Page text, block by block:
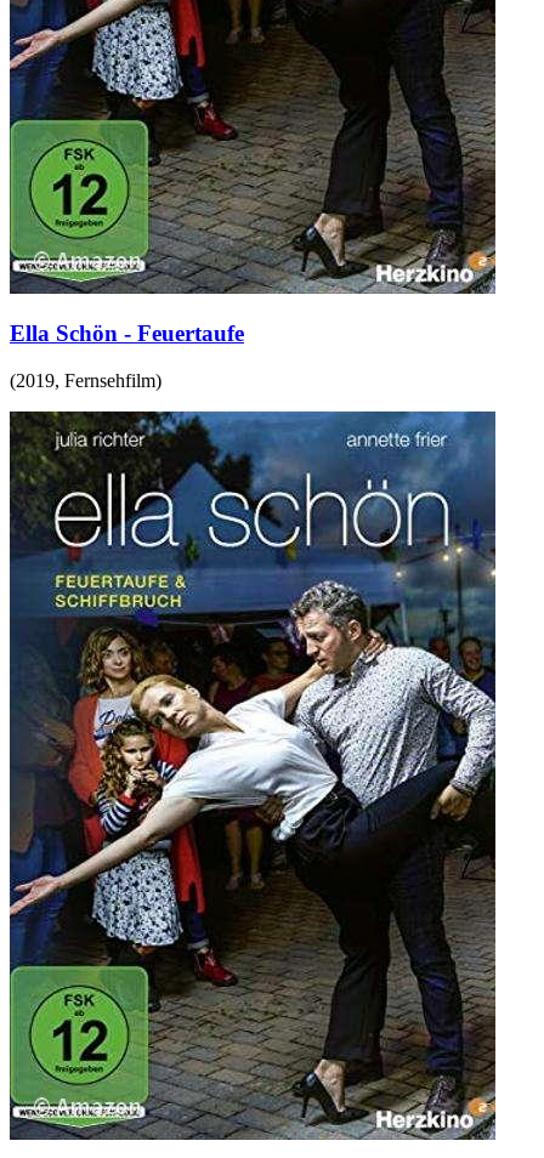
Ella Schön - Feuertaufe
(2019, Fernsehfilm)